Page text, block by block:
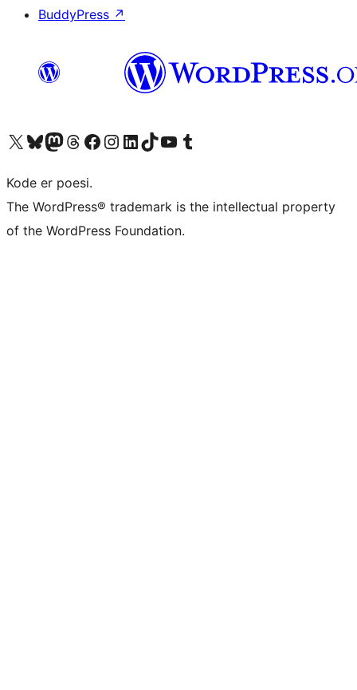
BuddyPress ↗
Besøk vår konto på X Visit our Bluesky account
Besøk vår Mastodon-konto
Visit our Threads account
Besøk vår Facebook-sideBesøk vår Instagram-konto
Besøk vår LinkedIn-konto
Visit our TikTok account
Visit our YouTube channel
Visit our Tumblr account
Kode er poesi.
The WordPress® trademark is the intellectual property
of the WordPress Foundation.